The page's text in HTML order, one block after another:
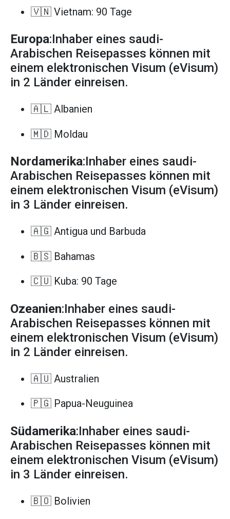
🇻🇳 Vietnam: 90 Tage
Europa:Inhaber eines saudi-
Arabischen Reisepasses können mit
einem elektronischen Visum (eVisum)
in 2 Länder einreisen.
🇦🇱 Albanien
🇲🇩 Moldau
Nordamerika:Inhaber eines saudi-
Arabischen Reisepasses können mit
einem elektronischen Visum (eVisum)
in 3 Länder einreisen.
🇦🇬 Antigua und Barbuda
🇧🇸 Bahamas
🇨🇺 Kuba: 90 Tage
Ozeanien:Inhaber eines saudi-
Arabischen Reisepasses können mit
einem elektronischen Visum (eVisum)
in 2 Länder einreisen.
🇦🇺 Australien
🇵🇬 Papua-Neuguinea
Südamerika:Inhaber eines saudi-
Arabischen Reisepasses können mit
einem elektronischen Visum (eVisum)
in 3 Länder einreisen.
🇧🇴 Bolivien